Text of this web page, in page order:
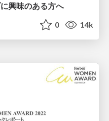
興味のある方へ
0 14k